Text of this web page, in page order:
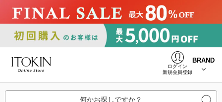
ログイン
新規会員登録
BRAND
何かお探しですか？